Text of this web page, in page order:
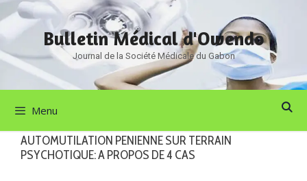
Aller
au
contenu
Bulletin Médical d'Owendo
Journal de la Société Médicale du Gabon
Menu
AUTOMUTILATION PENIENNE SUR TERRAIN
PSYCHOTIQUE: A PROPOS DE 4 CAS